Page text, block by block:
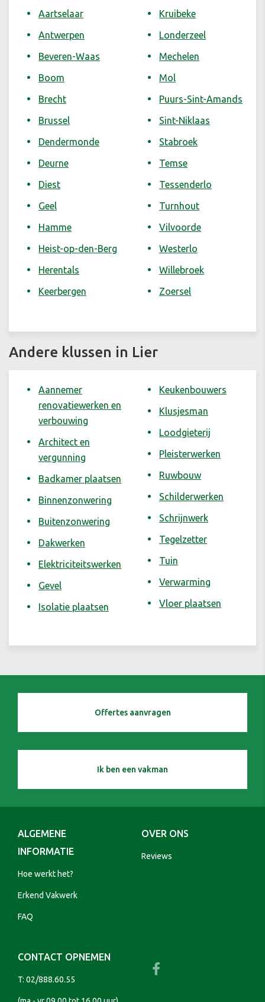
Aartselaar
Antwerpen
Beveren-Waas
Boom
Brecht
Brussel
Dendermonde
Deurne
Diest
Geel
Hamme
Heist-op-den-Berg
Herentals
Keerbergen
Kruibeke
Londerzeel
Mechelen
Mol
Puurs-Sint-Amands
Sint-Niklaas
Stabroek
Temse
Tessenderlo
Turnhout
Vilvoorde
Westerlo
Willebroek
Zoersel
Andere klussen in Lier
Aannemer
renovatiewerken en
verbouwing
Architect en
vergunning
Badkamer plaatsen
Binnenzonwering
Buitenzonwering
Dakwerken
Elektriciteitswerken
Gevel
Isolatie plaatsen
Keukenbouwers
Klusjesman
Loodgieterij
Pleisterwerken
Ruwbouw
Schilderwerken
Schrijnwerk
Tegelzetter
Tuin
Verwarming
Vloer plaatsen
Offertes aanvragen
Ik ben een vakman
ALGEMENE
INFORMATIE
Hoe werkt het?
Erkend Vakwerk
FAQ
OVER ONS
Reviews
CONTACT OPNEMEN
T: 02/888.60.55